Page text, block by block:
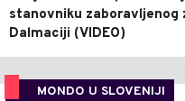
stanovniku zaboravljenog
Dalmaciji (VIDEO)
MONDO U SLOVENIJI